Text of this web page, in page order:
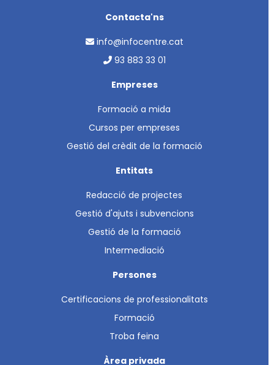
Contacta'ns
info@infocentre.cat
93 883 33 01
Empreses
Formació a mida
Cursos per empreses
Gestió del crèdit de la formació
Entitats
Redacció de projectes
Gestió d'ajuts i subvencions
Gestió de la formació
Intermediació
Persones
Certificacions de professionalitats
Formació
Troba feina
Àrea privada